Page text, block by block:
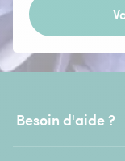
Besoin d'aide ?